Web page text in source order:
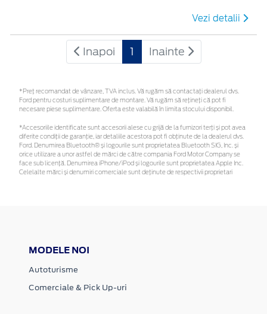
Vezi detalii
Inapoi 1 Inainte
*Preţ recomandat de vânzare, TVA inclus. Vă rugăm să contactaţi dealerul dvs.
Ford pentru costuri suplimentare de montare. Vă rugăm să rețineți că pot fi
necesare piese suplimentare. Oferta este valabilă în limita stocului disponibil.
*Accesoriile identificate sunt accesorii alese cu grijă de la furnizori terți și pot avea
diferite condiții de garanție, iar detaliile acestora pot fi obținute de la dealerul dvs.
Ford. Denumirea Bluetooth® și logourile sunt proprietatea Bluetooth SIG, Inc. și
orice utilizare a unor astfel de mărci de către compania Ford Motor Company se
face sub licență. Denumirea iPhone/iPod și logourile sunt proprietatea Apple Inc.
Celelalte mărci și denumiri comerciale sunt deținute de respectivii proprietari
MODELE NOI
Autoturisme
Comerciale & Pick Up-uri